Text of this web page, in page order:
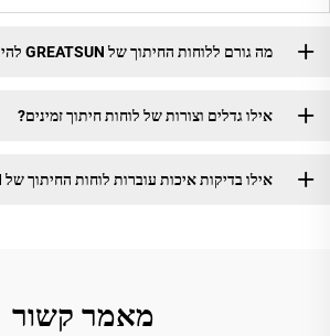
מה גורם ללוחות החיתוך של GREATSUN להיות עמידים?
אילו גדלים וצורות של לוחות חיתוך זמינים?
אילו בדיקות איכות עוברות לוחות החיתוך של GREATSUN?
מאמר קשור